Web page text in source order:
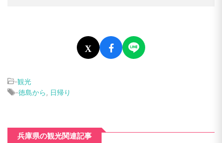
X
-観光
-徳島から , 日帰り
兵庫県の観光関連記事